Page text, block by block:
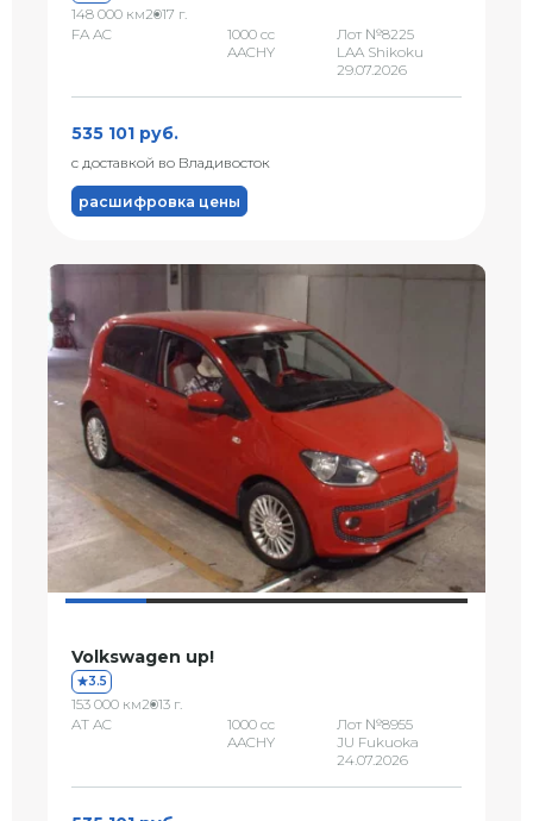
148 000 км2017 г.
FA AC
1000 сс
AACHY
Лот №8225
LAA Shikoku
29.07.2026
535 101 руб.
с доставкой во Владивосток
расшифровка цены
Volkswagen up!
3.5
153 000 км2013 г.
AT AC
1000 сс
AACHY
Лот №8955
JU Fukuoka
24.07.2026